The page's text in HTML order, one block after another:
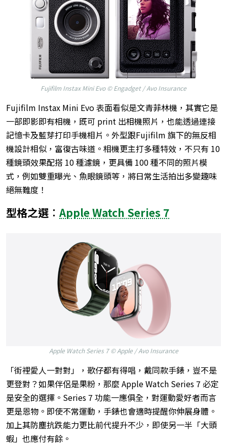
Fujifilm Instax Mini Evo © Engadget / Avo Insurance
Fujifilm Instax Mini Evo 表面看似是文青菲林機，其實它是
一部即影即有相機，既可 print 出相機照片，也能透過連接
記憶卡及藍芽打印手機相片。外型跟Fujifilm 旗下的無反相
機設計相似，富復古味道。相機更主打多種特效，不只有 10
種鏡頭效果配搭 10 種濾鏡，更具備 100 種不同的照片模
式，例如雙重曝光、魚眼鏡頭等，將日常生活拍出多變趣味
絕無難度！
型格之選︰ Apple Watch Series 7
Apple Watch Series 7 © Apple / Avo Insurance
「街裡愛人一對對」，歌仔都有得唱，戴同款手錶，豈不是
更登對？如果伴侶是果粉，那麼 Apple Watch Series 7 必定
是安全的選擇。Series 7 功能一應俱全，對運動愛好者而言
更是恩物。即使不常運動，手錶也會適時提醒你伸展身體。
加上其防塵抗跌能力更比前代提升不少，即使另一半「大頭
蝦」也應付有餘。